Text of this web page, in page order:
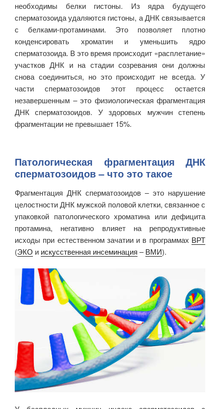
необходимы белки гистоны. Из ядра будущего
сперматозоида удаляются гистоны, а ДНК связывается
с белками-протаминами. Это позволяет плотно
конденсировать хроматин и уменьшить ядро
сперматозоида. В это время происходит «расплетание»
участков ДНК и на стадии созревания они должны
снова соединиться, но это происходит не всегда. У
части сперматозоидов этот процесс остается
незавершенным – это физиологическая фрагментация
ДНК сперматозоидов. У здоровых мужчин степень
фрагментации не превышает 15%.
Патологическая фрагментация ДНК
сперматозоидов – что это такое
Фрагментация ДНК сперматозоидов – это нарушение
целостности ДНК мужской половой клетки, связанное с
упаковкой патологического хроматина или дефицита
протамина, негативно влияет на репродуктивные
исходы при естественном зачатии и в программах ВРТ
(ЭКО и искусственная инсеминация –ВМИ).